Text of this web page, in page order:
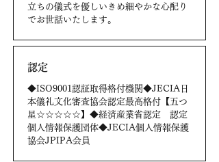
立ちの儀式を優しいきめ細やかな心配り
でお世話いたします。
認定
◆ISO9001認証取得格付機関◆JECIA日
本儀礼文化審査協会認定最高格付【五つ
星☆☆☆☆☆】◆経済産業省認定 認定
個人情報保護団体◆JECIA個人情報保護
協会JPIPA会員